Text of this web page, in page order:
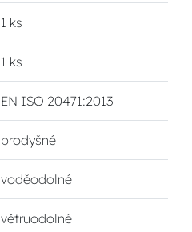
1 ks
1 ks
EN ISO 20471:2013
prodyšné
voděodolné
větruodolné